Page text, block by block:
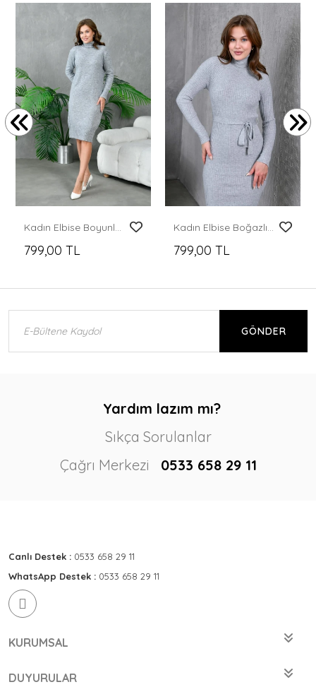
Kadın Elbise Boyunlu Diz Altı Örme Elbise Gri - 227067
799,00 TL
Kadın Elbise Boğazlı Bel Kemerli Midi Boy Yırtmaçlı Triko Elbise Gri - 224505
799,00 TL
GÖNDER
Yardım lazım mı?
Sıkça Sorulanlar
Çağrı Merkezi
0533 658 29 11
Canlı Destek : 0533 658 29 11
WhatsApp Destek : 0533 658 29 11
KURUMSAL
DUYURULAR